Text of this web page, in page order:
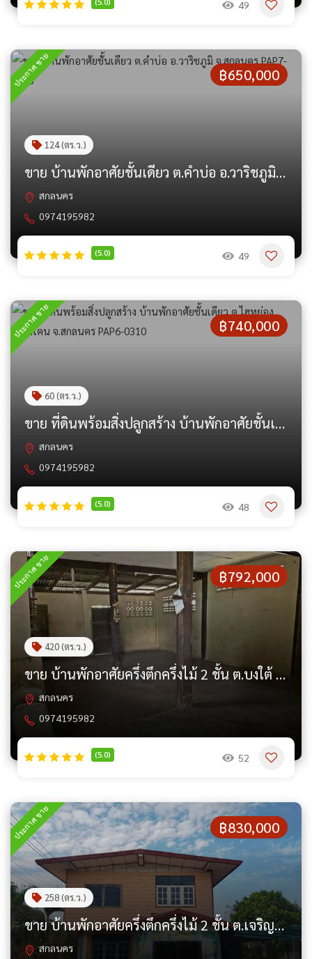
49
฿650,000
ประกาศ ขาย
124 (ตร.ว.)
ขาย บ้านพักอาศัยชั้นเดียว ต.คำบ่อ อ.วาริชภูมิ จ.สกลนคร PAP7-0263
สกลนคร
0974195982
(5.0) 49
฿740,000
ประกาศ ขาย
60 (ตร.ว.)
ขาย ที่ดินพร้อมสิ่งปลูกสร้าง บ้านพักอาศัยชั้นเดียว ต.ไฮหย่อง อ.พังโคน จ.สกลนคร PAP6-0310
สกลนคร
0974195982
(5.0) 48
฿792,000
ประกาศ ขาย
420 (ตร.ว.)
ขาย บ้านพักอาศัยครึ่งตึกครึ่งไม้ 2 ชั้น ต.บงใต้ อ.สว่างแดนดิน จ.สกลนคร PAP4-0349
สกลนคร
0974195982
(5.0) 52
฿830,000
ประกาศ ขาย
258 (ตร.ว.)
ขาย บ้านพักอาศัยครึ่งตึกครึ่งไม้ 2 ชั้น ต.เจริญศิลป์ อ.เจริญศิลป์ จ.สกลนคร PAP8-0403
สกลนคร